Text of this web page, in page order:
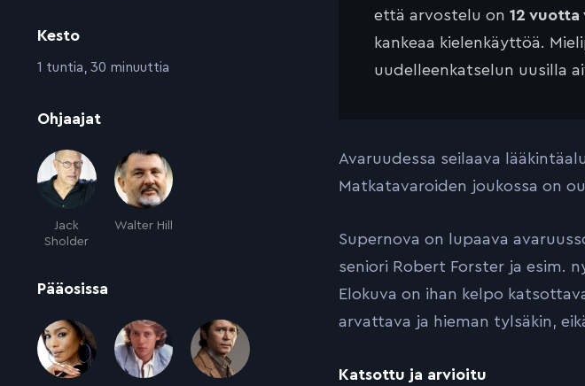
Kesto
:1 tuntia, 30 minuuttia
Ohjaajat
Jack
Sholder
Walter Hill
Pääosissa
että arvostelu on 12 vuotta
kankeaa kielenkäyttöä.
uudelleenkatselun uusilla
Avaruudessa seilaava
Matkatavaroiden joukossa on
Supernova on lupaava
seniori Robert Forster ja esim.
Elokuva on ihan kelpo
arvattava ja hieman tylsäkin,
Katsottu ja arvioitu